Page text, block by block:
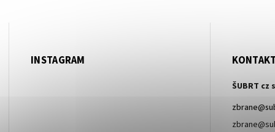
INSTAGRAM KONTAKT
ŠUBRT cz
zbrane@